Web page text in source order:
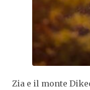
Zia e il monte